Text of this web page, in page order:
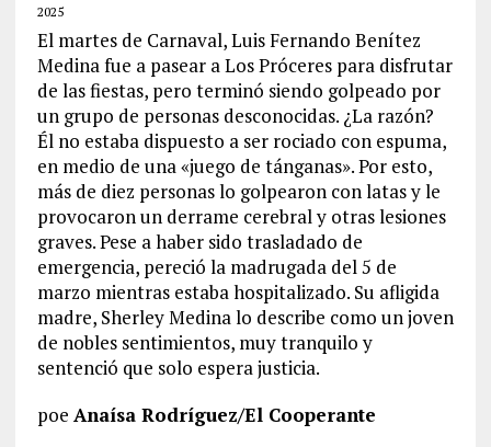
2025
El martes de Carnaval, Luis Fernando Benítez
Medina fue a pasear a Los Próceres para disfrutar
de las fiestas, pero terminó siendo golpeado por
un grupo de personas desconocidas. ¿La razón?
Él no estaba dispuesto a ser rociado con espuma,
en medio de una «juego de tánganas». Por esto,
más de diez personas lo golpearon con latas y le
provocaron un derrame cerebral y otras lesiones
graves. Pese a haber sido trasladado de
emergencia, pereció la madrugada del 5 de
marzo mientras estaba hospitalizado. Su afligida
madre, Sherley Medina lo describe como un joven
de nobles sentimientos, muy tranquilo y
sentenció que solo espera justicia.
poe Anaísa Rodríguez/El Cooperante